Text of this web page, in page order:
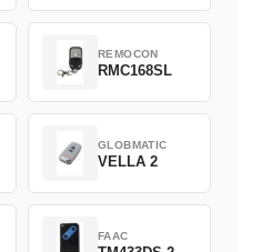
REMOCON
RMC168SL
GLOBMATIC
VELLA 2
FAAC